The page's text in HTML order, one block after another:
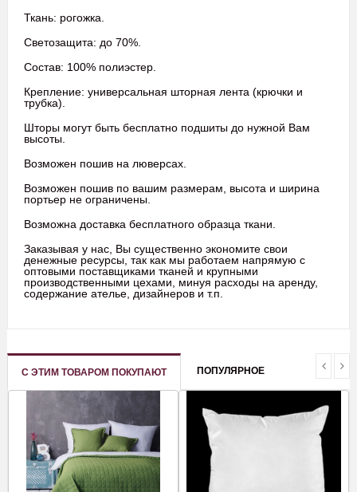
Ткань: рогожка.
Светозащита: до 70%.
Состав: 100% полиэстер.
Крепление: универсальная шторная лента (крючки и
трубка).
Шторы могут быть бесплатно подшиты до нужной Вам
высоты.
Возможен пошив на люверсах.
Возможен пошив по вашим размерам, высота и ширина
портьер не ограничены.
Возможна доставка бесплатного образца ткани.
Заказывая у нас, Вы существенно экономите свои
денежные ресурсы, так как мы работаем напрямую с
оптовыми поставщиками тканей и крупными
производственными цехами, минуя расходы на аренду,
содержание ателье, дизайнеров и т.п.
С ЭТИМ ТОВАРОМ ПОКУПАЮТ ПОПУЛЯРНОЕ